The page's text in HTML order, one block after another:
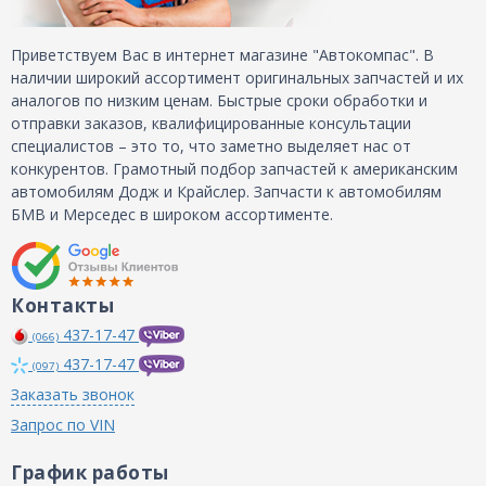
Приветствуем Вас в интернет магазине "Автокомпас". В
наличии широкий ассортимент оригинальных запчастей и их
аналогов по низким ценам. Быстрые сроки обработки и
отправки заказов, квалифицированные консультации
специалистов – это то, что заметно выделяет нас от
конкурентов. Грамотный подбор запчастей к американским
автомобилям Додж и Крайслер. Запчасти к автомобилям
БМВ и Мерседес в широком ассортименте.
Контакты
(066) 437-17-47
(097) 437-17-47
Заказать звонок
Запрос по VIN
График работы